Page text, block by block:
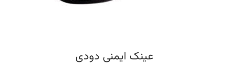
عینک ایمنی دودی